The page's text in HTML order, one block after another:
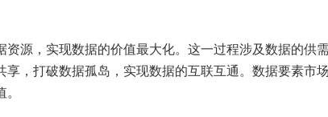
源，实现数据的价值最大化。这一过程涉及数据的供
，打破数据孤岛，实现数据的互联互通。数据要素市